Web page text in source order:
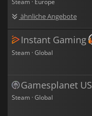
ähnliche Angebote
Instant Gaming
Steam · Global
Gamesplanet US
Steam · Global